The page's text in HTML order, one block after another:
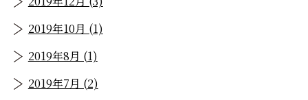
2019年10月 (1)
2019年8月 (1)
2019年7月 (2)